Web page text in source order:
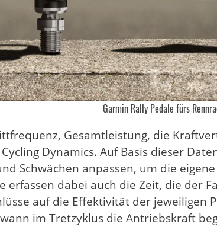
Garmin Rally Pedale fürs
Gesamtleistung, die
Dynamics. Auf Basis dieser
Schwächen anpassen, um die
erfassen dabei auch die Zeit, die der
auf die Effektivität der jeweiligen
im Tretzyklus die Antriebskraft